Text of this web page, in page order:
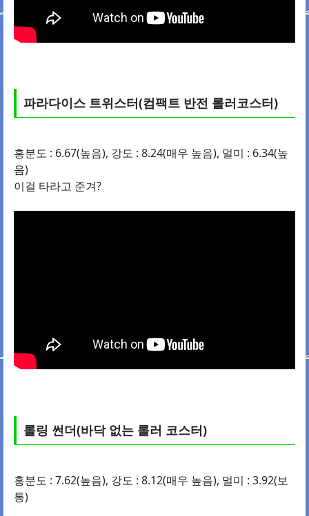
파라다이스 트위스터(컴팩트 반전 롤러코스터)
흥분도 : 6.67(높음), 강도 : 8.24(매우 높음), 멀미 : 6.34(높
음)
이걸 타라고 준겨?
롤링 썬더(바닥 없는 롤러 코스터)
흥분도 : 7.62(높음), 강도 : 8.12(매우 높음), 멀미 : 3.92(보
통)